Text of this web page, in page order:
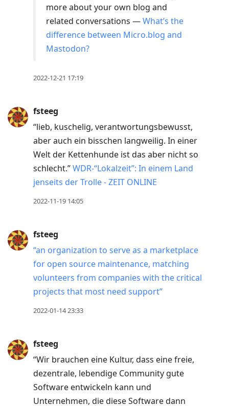
more about your own blog and
related conversations —What’s the
difference between Micro.blog and
Mastodon?
2022-12-21 17:19
fsteeg
“lieb, kuschelig, verantwortungsbewusst,
aber auch ein bisschen langweilig. In einer
Welt der Kettenhunde ist das aber nicht so
schlecht.”WDR-“Lokalzeit”: In einem Land
jenseits der Trolle - ZEIT ONLINE
2022-11-19 14:05
fsteeg
“an organization to serve as a marketplace
for open source maintenance, matching
volunteers from companies with the critical
projects that most need support”
2022-01-14 23:33
fsteeg
“Wir brauchen eine Kultur, dass eine freie,
dezentrale, lebendige Community gute
Software entwickeln kann und
Unternehmen, die diese Software dann